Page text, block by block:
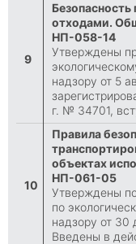
9
отходами.
НП-058-14
Утверждены
надзору от 5
г. № 34701,
10
Правила
объектах
НП-061-05
Утверждены
по
надзору от
Введены в